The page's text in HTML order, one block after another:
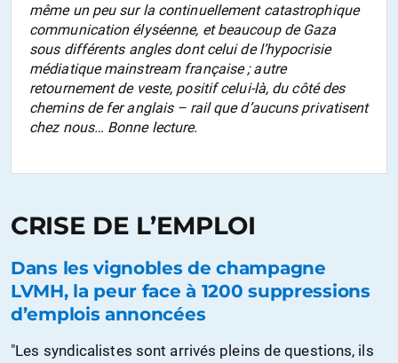
même un peu sur la continuellement catastrophique
communication élyséenne, et beaucoup de Gaza
sous différents angles dont celui de l’hypocrisie
médiatique mainstream française ; autre
retournement de veste, positif celui-là, du côté des
chemins de fer anglais – rail que d’aucuns privatisent
chez nous… Bonne lecture.
CRISE DE L’EMPLOI
Dans les vignobles de champagne
LVMH, la peur face à 1200 suppressions
d’emplois annoncées
"Les syndicalistes sont arrivés pleins de questions, ils